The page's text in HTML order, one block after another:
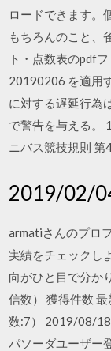
ロードできます。
もちろんのこと、
ト・点数表のpdf
20190206 を適用
に対する遅延行為
で警告を与える。
ニバス競技規則 第
2019/02/
armatiさんのプロ
実績をチェックし
向がひと目で分か
信数） 獲得件数
数:7） 2019/08/
パソーダユーザー